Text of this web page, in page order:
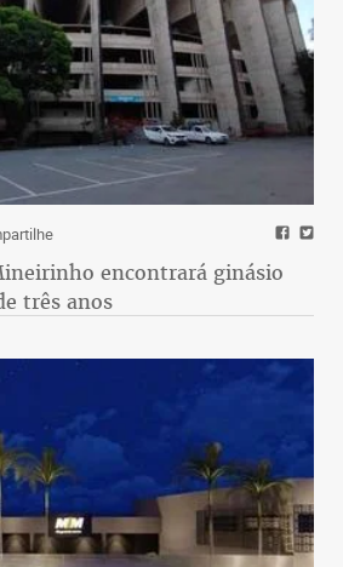
encontrará ginásio
três anos